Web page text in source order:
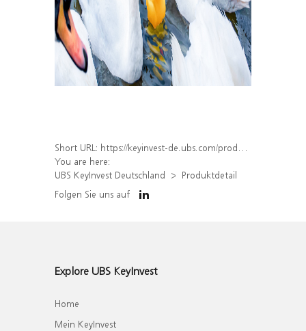
Short URL: https://keyinvest-de.ubs.com/produkt/detail/index/isin/DE000WA71GG4
You are here:
UBS KeyInvest Deutschland
Produktdetail
Folgen Sie uns auf
Explore UBS KeyInvest
Home
Mein KeyInvest